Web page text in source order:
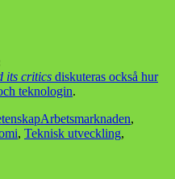
its critics diskuteras också hur
teknologin.
Taggar
Arbetsmarknaden,
, Teknisk utveckling,